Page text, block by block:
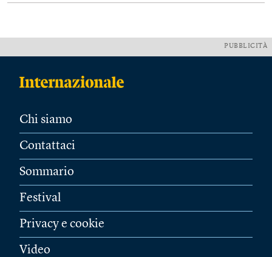
PUBBLICITÀ
Chi siamo
Contattaci
Sommario
Festival
Privacy e cookie
Video